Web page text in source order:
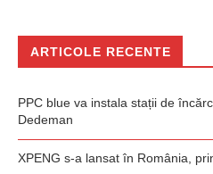
ARTICOLE RECENTE
PPC blue va instala stații de
Dedeman
XPENG s-a lansat în România,